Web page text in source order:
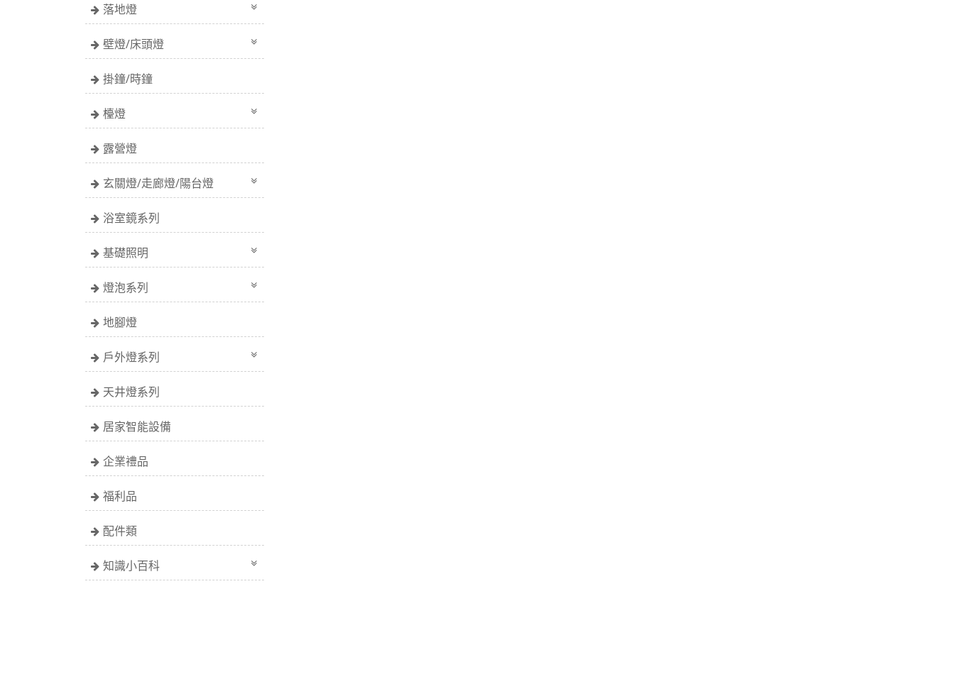
落地燈
壁燈/床頭燈
掛鐘/時鐘
檯燈
露營燈
玄關燈/走廊燈/陽台燈
浴室鏡系列
基礎照明
燈泡系列
地腳燈
戶外燈系列
天井燈系列
居家智能設備
企業禮品
福利品
配件類
知識小百科